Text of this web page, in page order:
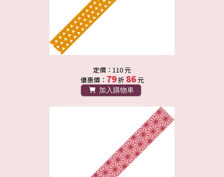
定價：110 元
優惠價： 79折 86元
加入購物車